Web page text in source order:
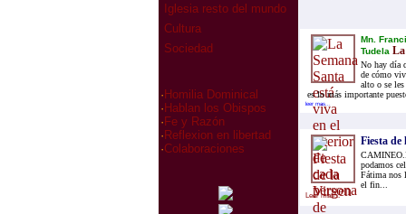
Iglesia resto del mundo
Cultura
Sociedad
· Homilia Dominical
· Hablan los Obispos
· Fe y Razón
· Reflexion en libertad
·Colaboraciones
Mn.
TudelaLa
No hay día
de cómo
alto o se
es lo más importante
leer mas...
Fiesta de
podamos
Fátima nos
el fin...
Leer mas...